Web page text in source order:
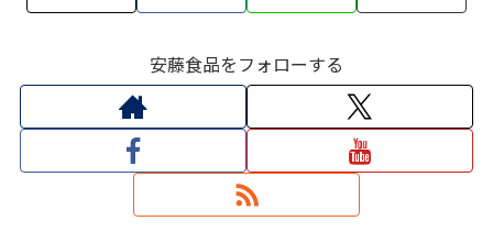
安藤食品をフォローする